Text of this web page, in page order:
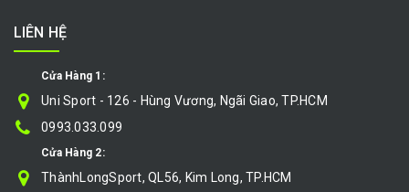
LIÊN HỆ
Cửa Hàng 1:
Uni Sport - 126 - Hùng Vương, Ngãi Giao, TP.HCM
0993.033.099
Cửa Hàng 2:
ThànhLongSport, QL56, Kim Long, TP.HCM